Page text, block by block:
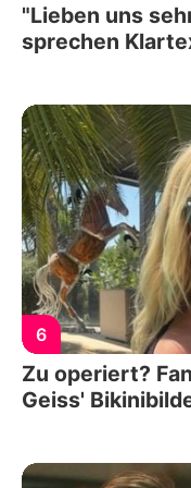
"Lieben uns
sprechen
6
Zu operiert?
Geiss'